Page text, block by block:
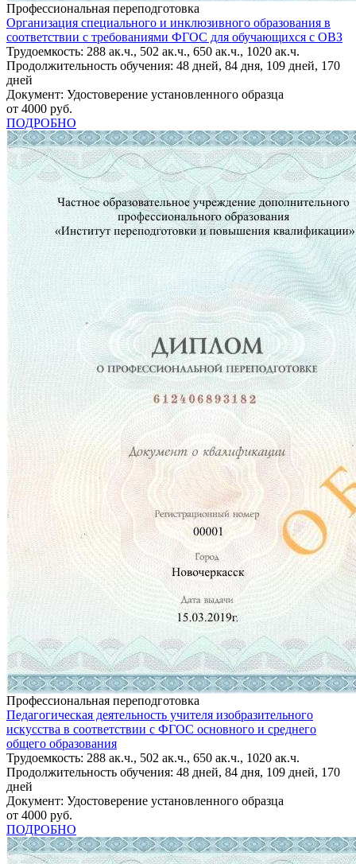
Профессиональная переподготовка
Организация специального и инклюзивного образования в
соответствии с требованиями ФГОС для обучающихся с ОВЗ
Трудоемкость: 288 ак.ч., 502 ак.ч., 650 ак.ч., 1020 ак.ч.
Продолжительность обучения: 48 дней, 84 дня, 109 дней, 170
дней
Документ: Удостоверение установленного образца
от 4000 руб.
ПОДРОБНО
Профессиональная переподготовка
Педагогическая деятельность учителя изобразительного
искусства в соответствии с ФГОС основного и среднего
общего образования
Трудоемкость: 288 ак.ч., 502 ак.ч., 650 ак.ч., 1020 ак.ч.
Продолжительность обучения: 48 дней, 84 дня, 109 дней, 170
дней
Документ: Удостоверение установленного образца
от 4000 руб.
ПОДРОБНО